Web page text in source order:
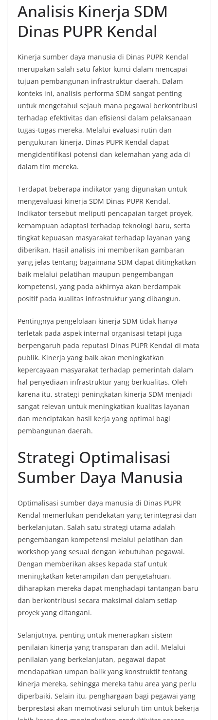
Analisis Kinerja SDM
Dinas PUPR Kendal
Kinerja sumber daya manusia di Dinas PUPR Kendal
merupakan salah satu faktor kunci dalam mencapai
tujuan pembangunan infrastruktur daerah. Dalam
konteks ini, analisis performa SDM sangat penting
untuk mengetahui sejauh mana pegawai berkontribusi
terhadap efektivitas dan efisiensi dalam pelaksanaan
tugas-tugas mereka. Melalui evaluasi rutin dan
pengukuran kinerja, Dinas PUPR Kendal dapat
mengidentifikasi potensi dan kelemahan yang ada di
dalam tim mereka.
Terdapat beberapa indikator yang digunakan untuk
mengevaluasi kinerja SDM Dinas PUPR Kendal.
Indikator tersebut meliputi pencapaian target proyek,
kemampuan adaptasi terhadap teknologi baru, serta
tingkat kepuasan masyarakat terhadap layanan yang
diberikan. Hasil analisis ini memberikan gambaran
yang jelas tentang bagaimana SDM dapat ditingkatkan
baik melalui pelatihan maupun pengembangan
kompetensi, yang pada akhirnya akan berdampak
positif pada kualitas infrastruktur yang dibangun.
Pentingnya pengelolaan kinerja SDM tidak hanya
terletak pada aspek internal organisasi tetapi juga
berpengaruh pada reputasi Dinas PUPR Kendal di mata
publik. Kinerja yang baik akan meningkatkan
kepercayaan masyarakat terhadap pemerintah dalam
hal penyediaan infrastruktur yang berkualitas. Oleh
karena itu, strategi peningkatan kinerja SDM menjadi
sangat relevan untuk meningkatkan kualitas layanan
dan menciptakan hasil kerja yang optimal bagi
pembangunan daerah.
Strategi Optimalisasi
Sumber Daya Manusia
Optimalisasi sumber daya manusia di Dinas PUPR
Kendal memerlukan pendekatan yang terintegrasi dan
berkelanjutan. Salah satu strategi utama adalah
pengembangan kompetensi melalui pelatihan dan
workshop yang sesuai dengan kebutuhan pegawai.
Dengan memberikan akses kepada staf untuk
meningkatkan keterampilan dan pengetahuan,
diharapkan mereka dapat menghadapi tantangan baru
dan berkontribusi secara maksimal dalam setiap
proyek yang ditangani.
Selanjutnya, penting untuk menerapkan sistem
penilaian kinerja yang transparan dan adil. Melalui
penilaian yang berkelanjutan, pegawai dapat
mendapatkan umpan balik yang konstruktif tentang
kinerja mereka, sehingga mereka tahu area yang perlu
diperbaiki. Selain itu, penghargaan bagi pegawai yang
berprestasi akan memotivasi seluruh tim untuk bekerja